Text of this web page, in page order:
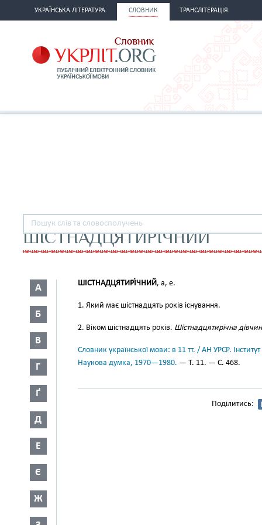
УКРАЇНСЬКА ЛІТЕРАТУРА СЛОВНИК ТРАНСЛІТЕРАЦІЯ
ШІСТНАДЦЯТИРІЧНИЙ
А
Б
В
Г
Ґ
Д
Е
Є
Ж
ШІСТНАДЦЯТИРІ́ЧНИЙ, а, е.
1. Який має шістнадцять років існування.
2. Віком шістнадцять років. Шістнадцятирічна
Словник української мови: в 11 тт. / АН УРСР.
Наукова думка, 1970—1980. — Т. 11. — С. 468.
Поділитись: